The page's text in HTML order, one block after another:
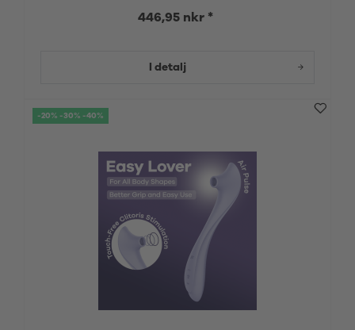
446,95 nkr *
I detalj
-20% -30% -40%